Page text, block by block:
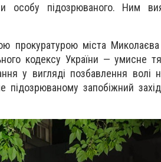
особу підозрюваного. Ним
прокуратурою міста
кодексу України — умисне
у вигляді позбавлення
запобіжний